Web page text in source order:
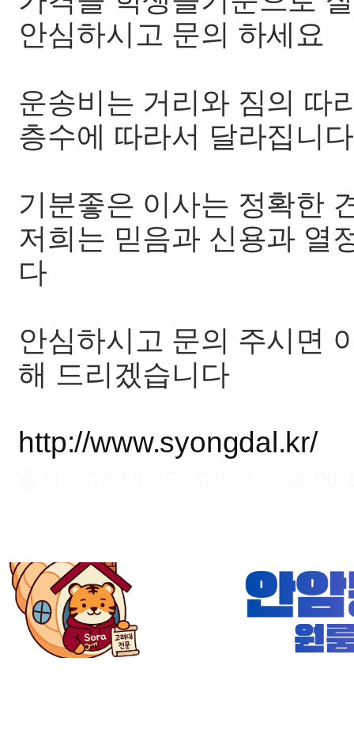
안심하시고 문의 하세요
운송비는 거리와 짐의 따
층수에 따라서 달라집니다
기분좋은 이사는 정확한
저희는 믿음과 신용과 열
다
안심하시고 문의 주시면
해 드리겠습니다
http://www.syongdal.kr/